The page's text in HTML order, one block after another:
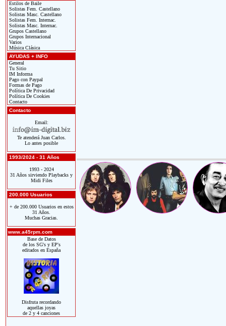
Estilos de Baile
Solistas Fem. Castellano
Solistas Masc. Castellano
Solistas Fem. Internac.
Solistas Masc. Internac.
Grupos Castellano
Grupos Internacional
Varios
Música Clásica
AYUDAS + INFO
General
Tu Sitio
IM Informa
Pago con Paypal
Formas de Pago
Política De Privacidad
Política De Cookies
Contacto
Contacto
Email:
Te atenderá Juan Carlos.
Lo antes posible
1993/2024 - 31 Años
1993 - 2024
31 Años sirviendo Playbacks y
Midi Files
200.000 Usuarios
+ de 200.000 Usuarios en estos
31 Años.
Muchas Gracias.
www.a45rpm.com
Base de Datos
de los SG's y EP's
editados en España
Disfruta recordando
aquellas joyas
de 2 y 4 canciones